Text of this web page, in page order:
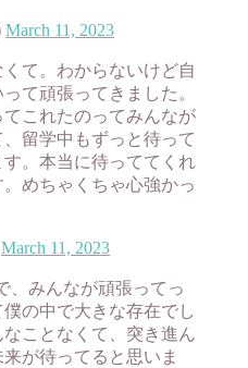
March 11, 2023
くて。わからないけど自
て頑張ってきました。
これたのってみんなが
留学中もずっと待って
。本当に待っててくれ
めちゃくちゃ心強かっ
March 11, 2023
、みんなが頑張ってっ
の中で大きな存在でし
ことなくて、突き進ん
が待ってると思いま